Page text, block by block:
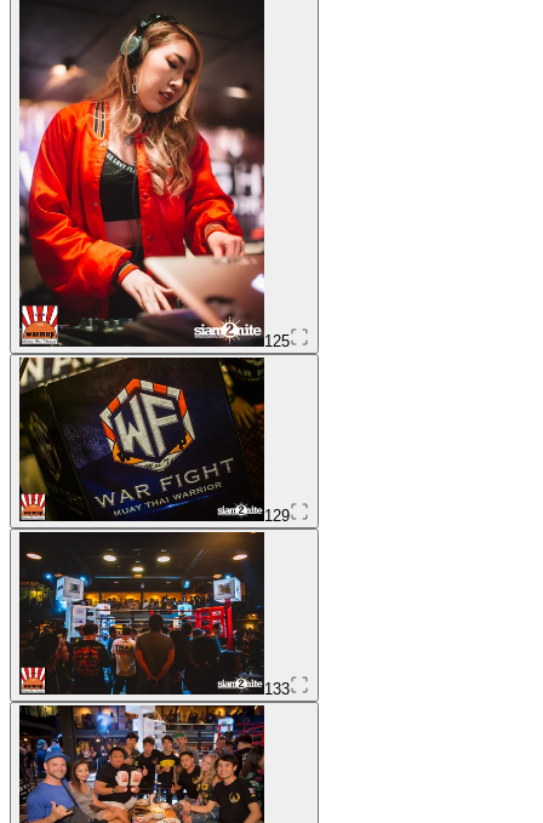
125
129
133